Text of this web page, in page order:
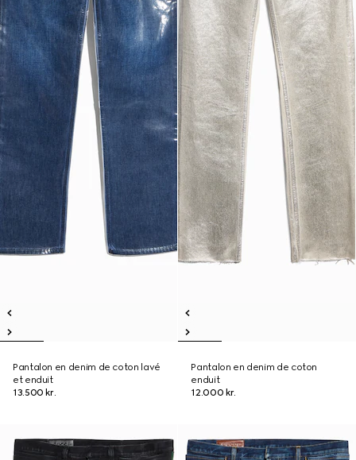
Pantalon en denim de coton lavé
et enduit
13.500 kr.
Pantalon en denim de coton
enduit
12.000 kr.